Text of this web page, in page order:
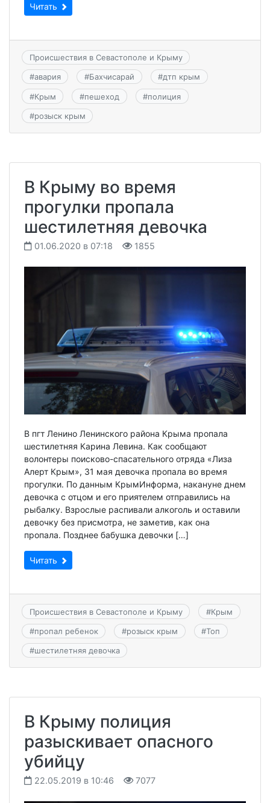
Читать
Происшествия в Севастополе и Крыму
#авария #Бахчисарай #дтп крым
#Крым #пешеход #полиция
#розыск крым
В Крыму во время
прогулки пропала
шестилетняя девочка
01.06.2020 в 07:18 1855
В пгт Ленино Ленинского района Крыма пропала
шестилетняя Карина Левина. Как сообщают
волонтеры поисково-спасательного отряда «Лиза
Алерт Крым», 31 мая девочка пропала во время
прогулки. По данным КрымИнформа, накануне днем
девочка с отцом и его приятелем отправились на
рыбалку. Взрослые распивали алкоголь и оставили
девочку без присмотра, не заметив, как она
пропала. Позднее бабушка девочки […]
Читать
Происшествия в Севастополе и Крыму #Крым
#пропал ребенок #розыск крым #Топ
#шестилетняя девочка
В Крыму полиция
разыскивает опасного
убийцу
22.05.2019 в 10:46 7077